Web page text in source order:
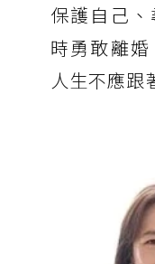
保護自己
時勇敢離
人生不應跟